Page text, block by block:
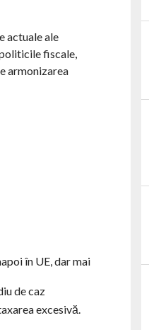
actuale ale
fiscale,
armonizarea
în UE, dar mai
de caz
excesivă.